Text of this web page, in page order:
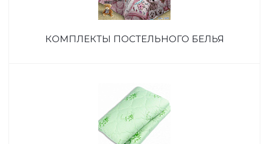
КОМПЛЕКТЫ ПОСТЕЛЬНОГО БЕЛЬЯ